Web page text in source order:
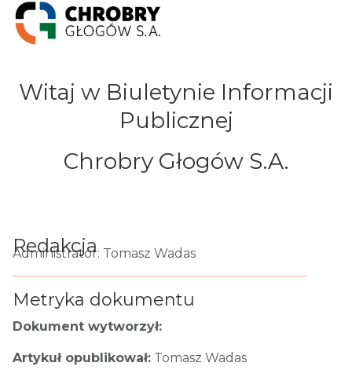
Witaj w Biuletynie Informacji
Publicznej
Chrobry Głogów S.A.
Redakcja
Administrator: Tomasz Wadas
Metryka dokumentu
Dokument wytworzył:
Artykuł opublikował: Tomasz Wadas